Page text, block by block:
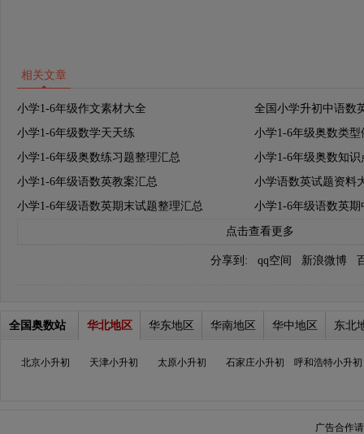
相关文章
小学1-6年级作文素材大全
全国小学升初中语数
小学1-6年级数学天天练
小学1-6年级奥数类
小学1-6年级奥数练习题整理汇总
小学1-6年级奥数知识
小学1-6年级语数英教案汇总
小学语数英试题资料
小学1-6年级语数英期末试题整理汇总
小学1-6年级语数英
点击查看更多
分享到: qq空间 新浪微博
全国奥数站 华北地区 华东地区 华南地区 华中地区 东北
北京小升初 天津小升初 太原小升初 石家庄小升初 呼和浩特小升初
广告合作